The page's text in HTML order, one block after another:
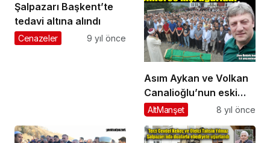
Şalpazarı Başkent’te
tedavi altına alındı
Cenazeler 9 yıl önce
Asım Aykan ve Volkan
Canalioğlu’nun eski
makam Şoförü Ziya
ebediyete uğurlandı
AltManşet 8 yıl önce